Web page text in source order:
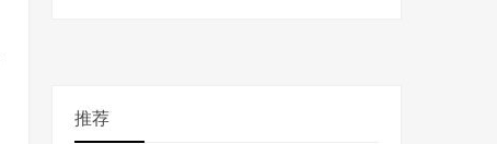
推荐